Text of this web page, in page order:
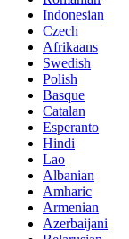
Indonesian
Czech
Afrikaans
Swedish
Polish
Basque
Catalan
Esperanto
Hindi
Lao
Albanian
Amharic
Armenian
Azerbaijani